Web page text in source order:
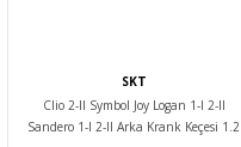
SKT
Clio 2-II Symbol Joy Logan 1-I 2-II
Sandero 1-I 2-II Arka Krank Keçesi 1.2